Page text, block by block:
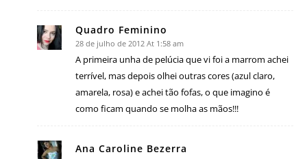
Quadro Feminino
28 de julho de 2012 At 1:58 am
A primeira unha de pelúcia que vi foi a marrom achei
terrível, mas depois olhei outras cores (azul claro,
amarela, rosa) e achei tão fofas, o que imagino é
como ficam quando se molha as mãos!!!
Ana Caroline Bezerra